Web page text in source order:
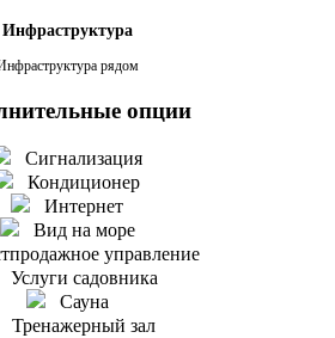
Инфраструктура
рядом
опции
Сигнализация
Кондиционер
Интернет
Вид на море
управление
садовника
Сауна
Тренажерный зал